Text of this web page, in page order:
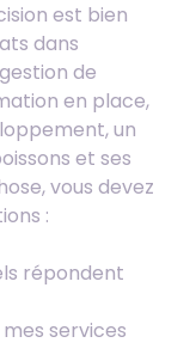
est bien
dans
de
en place,
un
et ses
vous devez
:
répondent
services